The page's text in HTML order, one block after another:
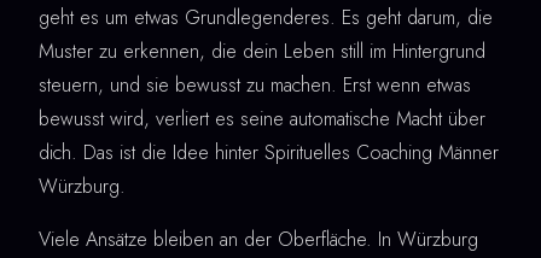
geht es um etwas Grundlegenderes. Es geht darum, die
Muster zu erkennen, die dein Leben still im Hintergrund
steuern, und sie bewusst zu machen. Erst wenn etwas
bewusst wird, verliert es seine automatische Macht über
dich. Das ist die Idee hinter Spirituelles Coaching Männer
Würzburg.
Viele Ansätze bleiben an der Oberfläche. In Würzburg